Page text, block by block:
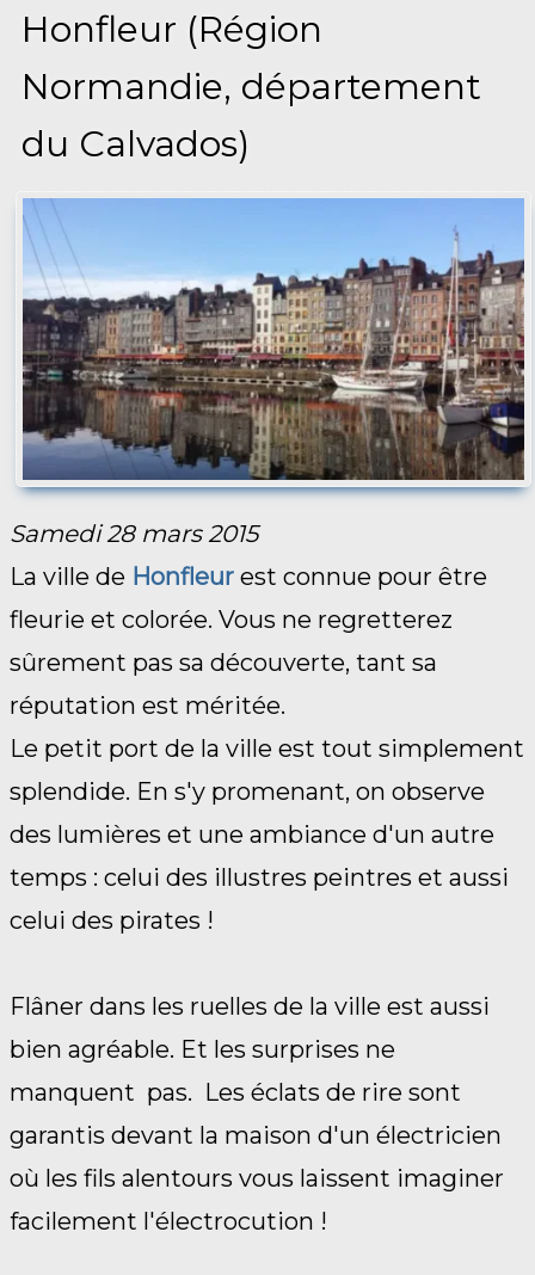
Honfleur (Région
Normandie, département
du Calvados)
Samedi 28 mars 2015
La ville de Honfleur est connue pour être
fleurie et colorée. Vous ne regretterez
sûrement pas sa découverte, tant sa
réputation est méritée.
Le petit port de la ville est tout simplement
splendide. En s'y promenant, on observe
des lumières et une ambiance d'un autre
temps : celui des illustres peintres et aussi
celui des pirates !
Flâner dans les ruelles de la ville est aussi
bien agréable. Et les surprises ne
manquent pas. Les éclats de rire sont
garantis devant la maison d'un électricien
où les fils alentours vous laissent imaginer
facilement l'électrocution !